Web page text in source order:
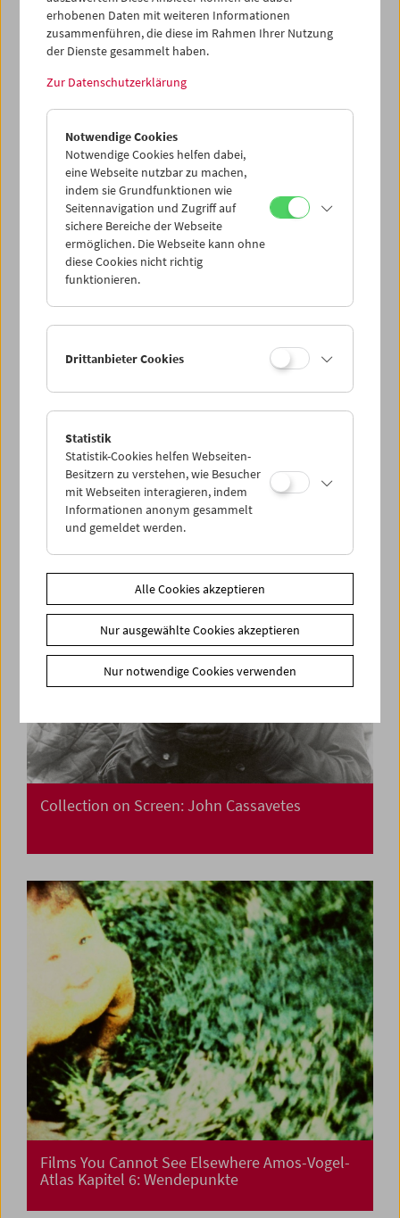
Punto y Raya Festival 2021
Abstract Art in Motion
Collection on Screen: Len Lye
Collection on Screen: John Cassavetes
Films You Cannot See Elsewhere Amos-Vogel-
Atlas Kapitel 6: Wendepunkte
erhobenen Daten mit weiteren Informationen
zusammenführen, die diese im Rahmen Ihrer Nutzung
der Dienste gesammelt haben.
Zur Datenschutzerklärung
Notwendige Cookies
Notwendige Cookies helfen dabei,
eine Webseite nutzbar zu machen,
indem sie Grundfunktionen wie
Seitennavigation und Zugriff auf
sichere Bereiche der Webseite
ermöglichen. Die Webseite kann ohne
diese Cookies nicht richtig
funktionieren.
Drittanbieter Cookies
Statistik
Statistik-Cookies helfen Webseiten-
Besitzern zu verstehen, wie Besucher
mit Webseiten interagieren, indem
Informationen anonym gesammelt
und gemeldet werden.
Alle Cookies akzeptieren
Nur ausgewählte Cookies akzeptieren
Nur notwendige Cookies verwenden